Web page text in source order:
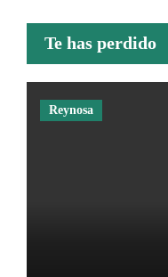
Te has perdido
Reynosa